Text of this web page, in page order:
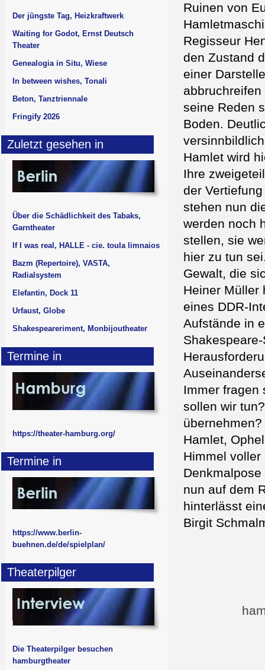
Ruinen von
Regisseur
den Zustand
einer
seine Reden
Boden.
Hamlet wird
Ihre
der
stehen nun
werden noch
stellen, sie
hier zu tun
Gewalt, die
Heiner Müller
eines DDR-
Aufstände in
Immer fragen
sollen wir
Hamlet,
Himmel
nun auf dem
hinterlässt
Birgit
Der jüngste Tag, Heizkraftwerk
Waiting for Godot, Ernst Deutsch
Theater
Genealogia in Situ, Wiese
In between wishes, Tonali
Beton, Tanztriennale
Fringify 2026
Zuletzt gesehen in
Über die Schädlichkeit des Tabaks,
Garntheater
If I was real, HALLE - cie. toula limnaios
Bazm (Repertoire), VASTA,
Radialsystem
Elefantin, Dock 11
Urfaust, Globe
Shakespeareriment, Monbijoutheater
Termine in
https://theater-hamburg.org/
Termine in
https://www.berlin-
buehnen.de/de/spielplan/
Theaterpilger
Die Theaterpilger besuchen
hamburgtheater